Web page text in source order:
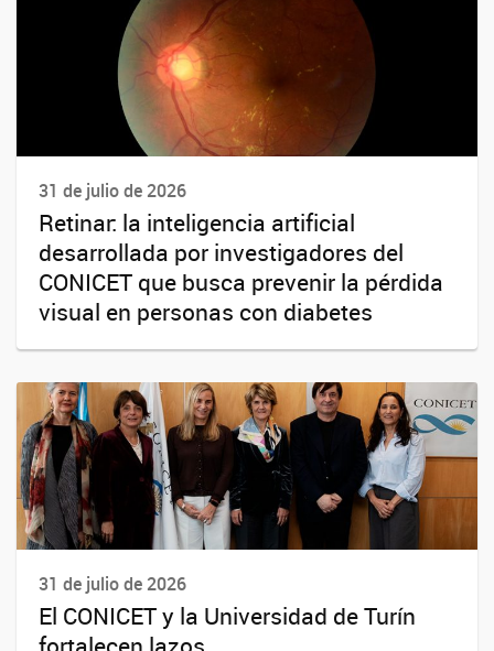
31 de julio de 2026
Retinar: la inteligencia artificial
desarrollada por investigadores del
CONICET que busca prevenir la pérdida
visual en personas con diabetes
31 de julio de 2026
El CONICET y la Universidad de Turín